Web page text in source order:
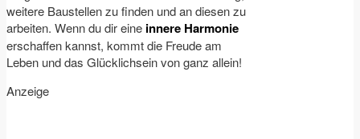
weitere Baustellen zu finden und an diesen zu
arbeiten. Wenn du dir eine innere Harmonie
erschaffen kannst, kommt die Freude am
Leben und das Glücklichsein von ganz allein!
Anzeige